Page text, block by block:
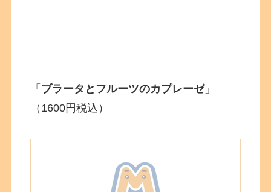
「 ブラータとフルーツのカプレーゼ」
（1600円税込）